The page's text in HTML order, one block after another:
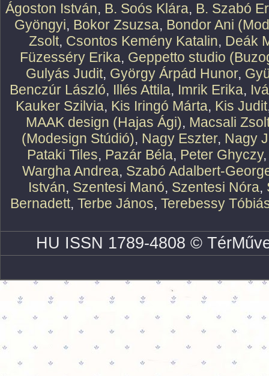
Ágoston István, B. Soós Klára, B. Szabó
Gyöngyi, Bokor Zsuzsa, Bondor Ani
Zsolt, Csontos Kemény Katalin, Deák
Füzesséry Erika, Geppetto studio
Gulyás Judit, György Árpád Hunor,
Benczúr László, Illés Attila, Imrik Erika,
Kauker Szilvia, Kis Iringó Márta, Kis Judit
MAAK design (Hajas Ági), Macsali
(Modesign Stúdió), Nagy Eszter, Nagy
Pataki Tiles, Pazár Béla, Peter Ghyczy
Wargha Andrea, Szabó Adalbert-
István, Szentesi Manó, Szentesi Nóra,
Bernadett, Terbe János, Terebessy
HU ISSN 1789-4808 ©